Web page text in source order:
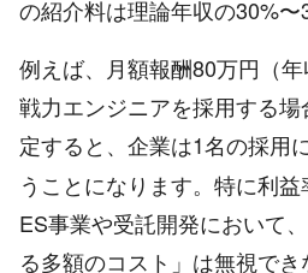
の紹介料は理論年収の30%〜
例えば、月額報酬80万円（
戦力エンジニアを採用する
定すると、企業は1名の採用
うことになります。特に利
ES事業や受託開発において
る多額のコスト」は無視で